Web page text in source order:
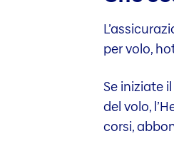
per volo,
Se iniziate
del volo,
corsi,